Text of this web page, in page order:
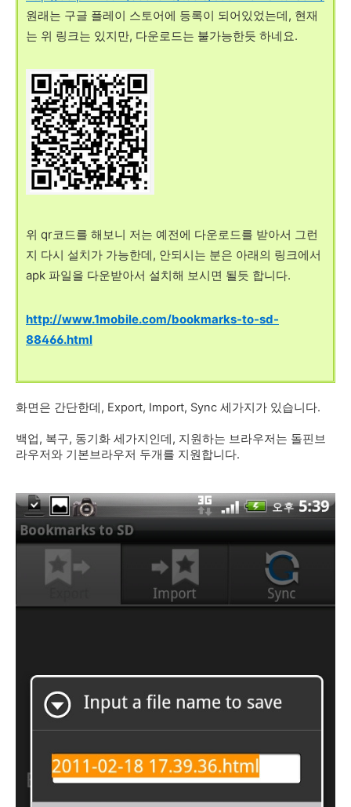
원래는 구글 플레이 스토어에 등록이 되어있었는데, 현재
는 위 링크는 있지만, 다운로드는 불가능한듯 하네요.
위 qr코드를 해보니 저는 예전에 다운로드를 받아서 그런
지 다시 설치가 가능한데, 안되시는 분은 아래의 링크에서
apk 파일을 다운받아서 설치해 보시면 될듯 합니다.
http://www.1mobile.com/bookmarks-to-sd-
88466.html
화면은 간단한데, Export, Import, Sync 세가지가 있습니다.
백업, 복구, 동기화 세가지인데, 지원하는 브라우저는 돌핀브
라우저와 기본브라우저 두개를 지원합니다.